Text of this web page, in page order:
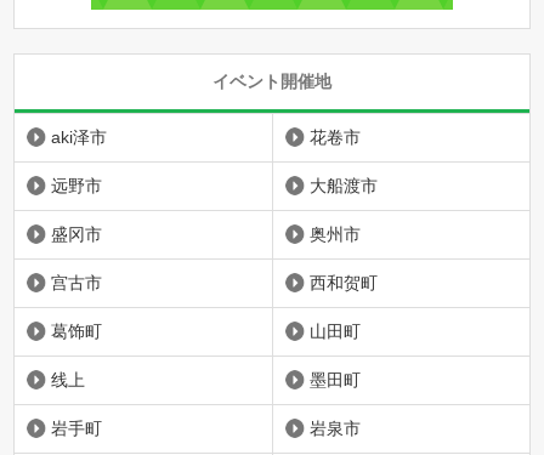
イベント開催地
aki泽市 花卷市
远野市 大船渡市
盛冈市 奥州市
宫古市 西和贺町
葛饰町 山田町
线上 墨田町
岩手町 岩泉市